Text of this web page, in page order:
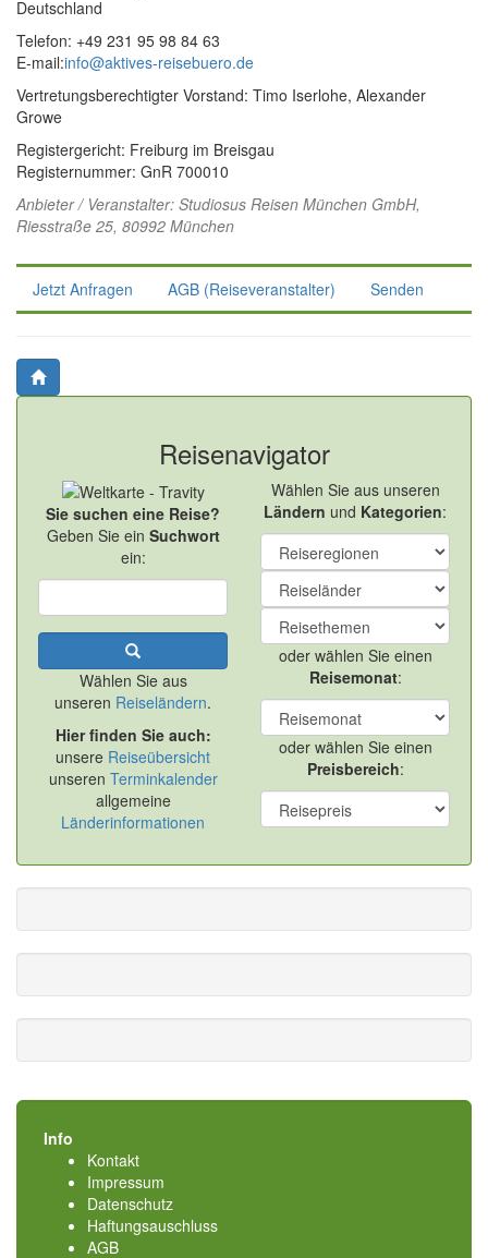
Deutschland
Telefon: +49 231 95 98 84 63
E-mail:info@aktives-reisebuero.de
Vertretungsberechtigter Vorstand: Timo Iserlohe, Alexander
Growe
Registergericht: Freiburg im Breisgau
Registernummer: GnR 700010
Anbieter / Veranstalter: Studiosus Reisen München GmbH,
Riesstraße 25, 80992 München
Jetzt Anfragen AGB (Reiseveranstalter) Senden
Reisenavigator
Sie suchen eine Reise?
Geben Sie ein Suchwort
ein:
Wählen Sie aus
unseren Reiseländern.
Hier finden Sie auch:
unsere Reiseübersicht
unseren Terminkalender
allgemeine
Länderinformationen
Wählen Sie aus unseren
Ländern und Kategorien:
oder wählen Sie einen
Reisemonat:
oder wählen Sie einen
Preisbereich:
Info
Kontakt
Impressum
Datenschutz
Haftungsauschluss
AGB